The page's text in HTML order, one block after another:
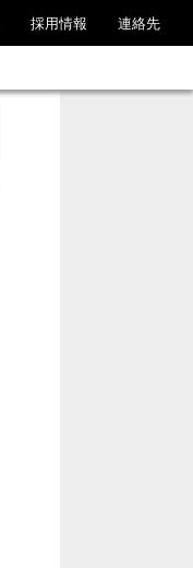
採用情報 連絡先